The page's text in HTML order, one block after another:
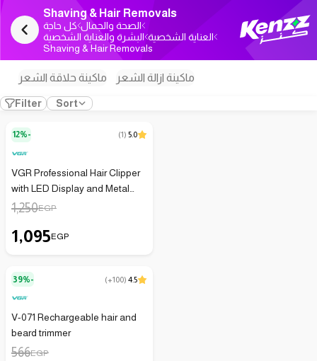
Shaving & Hair Removals
كل حاجة الصحة والجمال
البشرة والعناية الشخصية العناية الشخصية
Shaving & Hair Removals
ماكينة حلاقة الشعر ماكينة ازالة الشعر
Filter Sort
12%- (1) 5.0
VGR Professional Hair Clipper
with LED Display and Metal
Housing V-901 - No Warranty
1,250EGP
1,095EGP
39%- (+100) 4.5
V-071 Rechargeable hair and
beard trimmer
566EGP